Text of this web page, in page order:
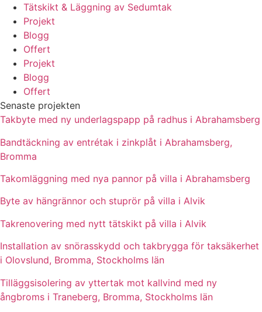
Tätskikt & Läggning av Sedumtak
Projekt
Blogg
Offert
Projekt
Blogg
Offert
Senaste projekten
Takbyte med ny underlagspapp på radhus i Abrahamsberg
Bandtäckning av entrétak i zinkplåt i Abrahamsberg,
Bromma
Takomläggning med nya pannor på villa i Abrahamsberg
Byte av hängrännor och stuprör på villa i Alvik
Takrenovering med nytt tätskikt på villa i Alvik
Installation av snörasskydd och takbrygga för taksäkerhet
i Olovslund, Bromma, Stockholms län
Tilläggsisolering av yttertak mot kallvind med ny
ångbroms i Traneberg, Bromma, Stockholms län